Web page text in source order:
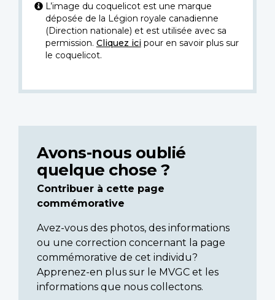
L’image du coquelicot est une marque
déposée de la Légion royale canadienne
(Direction nationale) et est utilisée avec sa
permission. Cliquez icipour en savoir plus sur
le coquelicot.
Avons-nous oublié
quelque chose ?
Contribuer à cette page
commémorative
Avez-vous des photos, des informations
ou une correction concernant la page
commémorative de cet individu?
Apprenez-en plus sur le MVGC et les
informations que nous collectons.